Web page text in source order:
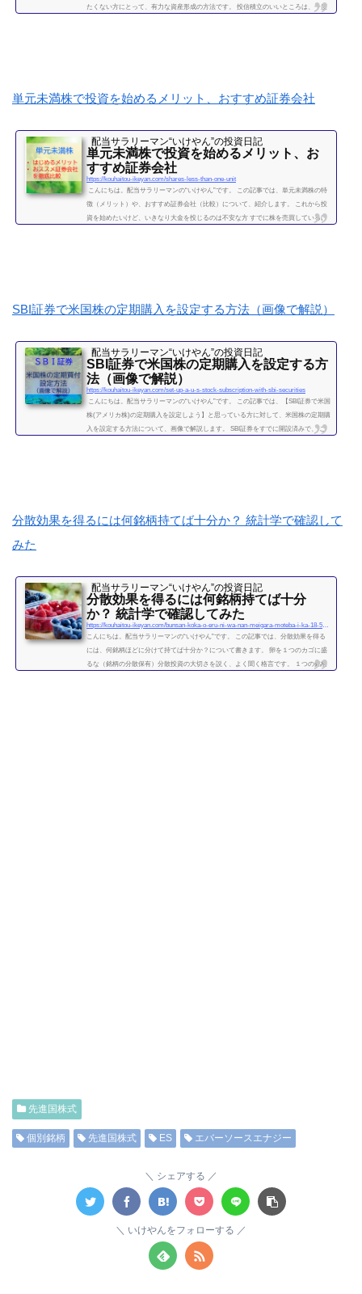
たくない方にとって、有力な資産形成の方法です。 投信積立のいいところは、一度
単元未満株で投資を始めるメリット、おすすめ証券会社
配当サラリーマン“いけやん”の投資日記 ​
単元未満株で投資を始めるメリット、お
すすめ証券会社
https://kouhaitou-ikeyan.com/shares-less-than-one-unit
こんにちは。配当サラリーマンの“いけやん”です。 この記事では、単元未満株の特
徴（メリット）や、おすすめ証券会社（比較）について、紹介します。 これから投
資を始めたいけど、いきなり大金を投じるのは不安な方 すでに株を売買しているけ
SBI証券で米国株の定期購入を設定する方法（画像で解説）
配当サラリーマン“いけやん”の投資日記 ​
SBI証券で米国株の定期購入を設定する方
法（画像で解説）
https://kouhaitou-ikeyan.com/set-up-a-u-s-stock-subscription-with-sbi-securities
こんにちは。配当サラリーマンの“いけやん”です。 この記事では、【SBI証券で米国
株(アメリカ株)の定期購入を設定しよう】と思っている方に対して、米国株の定期購
入を設定する方法について、画像で解説します。 SBI証券をすでに開設済みで、 こ
分散効果を得るには何銘柄持てば十分か？ 統計学で確認して
みた
配当サラリーマン“いけやん”の投資日記 ​
分散効果を得るには何銘柄持てば十分
か？ 統計学で確認してみた
https://kouhaitou-ikeyan.com/bunsan-koka-o-eru-ni-wa-nan-meigara-moteba-i-ka-18-5000-how-many-stocks-should-i-have-for-the-diversification-effect
こんにちは。配当サラリーマンの“いけやん”です。 この記事では、分散効果を得る
には、何銘柄ほどに分けて持てば十分か？について書きます。 卵を１つのカゴに盛
るな（銘柄の分散保有）分散投資の大切さを説く、よく聞く格言です。 １つの銘柄
先進国株式
個別銘柄 先進国株式 ES エバーソースエナジー
シェアする
いけやんをフォローする